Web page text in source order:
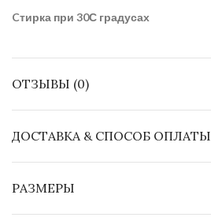
Cтирка при 30С градусах
ОТЗЫВЫ (0)
ДОСТАВКА & СПОСОБ ОПЛАТЫ
РАЗМЕРЫ